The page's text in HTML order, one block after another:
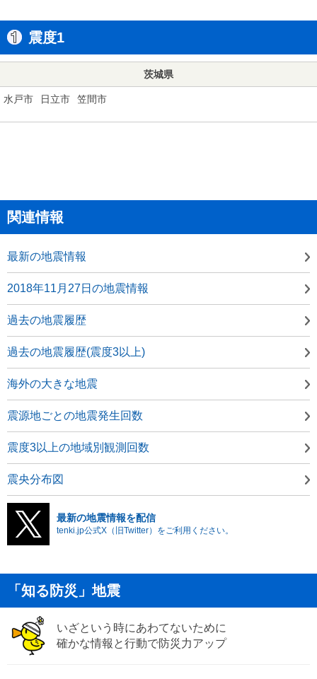
震度1
茨城県
水戸市 日立市 笠間市
関連情報
最新の地震情報
2018年11月27日の地震情報
過去の地震履歴
過去の地震履歴(震度3以上)
海外の大きな地震
震源地ごとの地震発生回数
震度3以上の地域別観測回数
震央分布図
最新の地震情報を配信
tenki.jp公式X（旧Twitter）をご利用ください。
「知る防災」地震
いざという時にあわてないために
確かな情報と行動で防災力アップ